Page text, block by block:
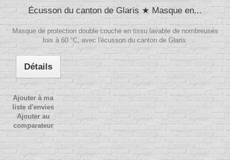
Écusson du canton de Glaris ★ Masque en...
Masque de protection double couche en tissu lavable de nombreuses
fois à 60 °C, avec l'écusson du canton de Glaris
Détails
Ajouter à ma
liste d'envies
Ajouter au
comparateur